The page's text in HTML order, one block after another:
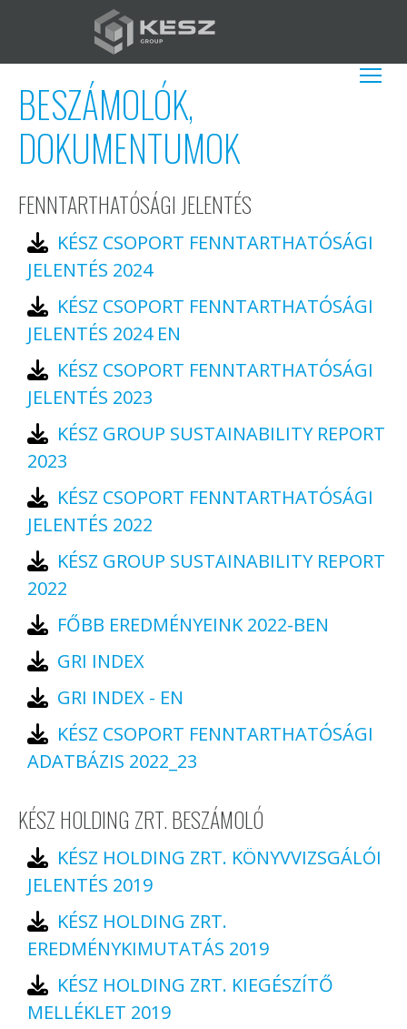
tartalomra
További
BESZÁMOLÓK,
DOKUMENTUMOK
FENNTARTHATÓSÁGI JELENTÉS
KÉSZ CSOPORT FENNTARTHATÓSÁGI
JELENTÉS 2024
KÉSZ CSOPORT FENNTARTHATÓSÁGI
JELENTÉS 2024 EN
KÉSZ CSOPORT FENNTARTHATÓSÁGI
JELENTÉS 2023
KÉSZ GROUP SUSTAINABILITY REPORT
2023
KÉSZ CSOPORT FENNTARTHATÓSÁGI
JELENTÉS 2022
KÉSZ GROUP SUSTAINABILITY REPORT
2022
FŐBB EREDMÉNYEINK 2022-BEN
GRI INDEX
GRI INDEX - EN
KÉSZ CSOPORT FENNTARTHATÓSÁGI
ADATBÁZIS 2022_23
KÉSZ HOLDING ZRT. BESZÁMOLÓ
KÉSZ HOLDING ZRT. KÖNYVVIZSGÁLÓI
JELENTÉS 2019
KÉSZ HOLDING ZRT.
EREDMÉNYKIMUTATÁS 2019
KÉSZ HOLDING ZRT. KIEGÉSZÍTŐ
MELLÉKLET 2019